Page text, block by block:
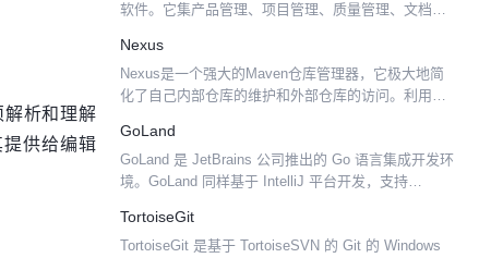
析和理解
供给编辑
软件。它集产品管理、项目管理、质量管理、文档管
项目管理软件，完整地覆盖了项目管理的核心流程。
此外，该软件的...
Nexus
Nexus是一个强大的Maven仓库管理器，它极大地简
化了自己内部仓库的维护和外部仓库的访问。利用
署在你所维护仓库中的每个Artifact。Nexu...
GoLand
GoLand 是 JetBrains 公司推出的 Go 语言集成开发环
境。GoLand 同样基于 IntelliJ 平台开发，支持
TortoiseGit
TortoiseGit 是基于 TortoiseSVN 的 Git 的 Windows